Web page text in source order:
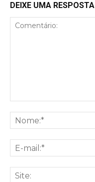
DEIXE UMA RESPOSTA